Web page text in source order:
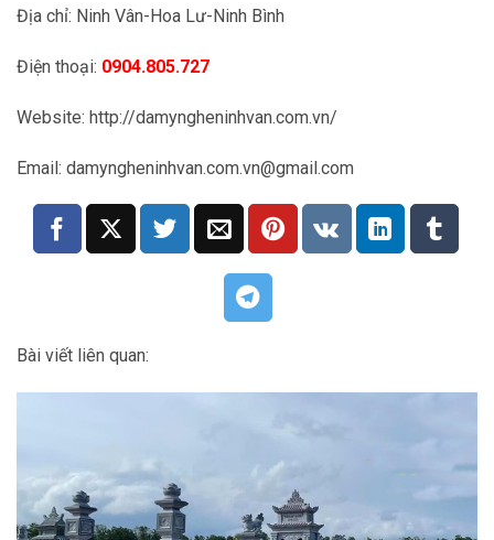
Địa chỉ: Ninh Vân-Hoa Lư-Ninh Bình
Điện thoại: 0904.805.727
Website: http://damyngheninhvan.com.vn/
Email: damyngheninhvan.com.vn@gmail.com
Bài viết liên quan: